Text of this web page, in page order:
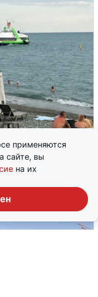
применяются
сайте, вы
на их
рассказали